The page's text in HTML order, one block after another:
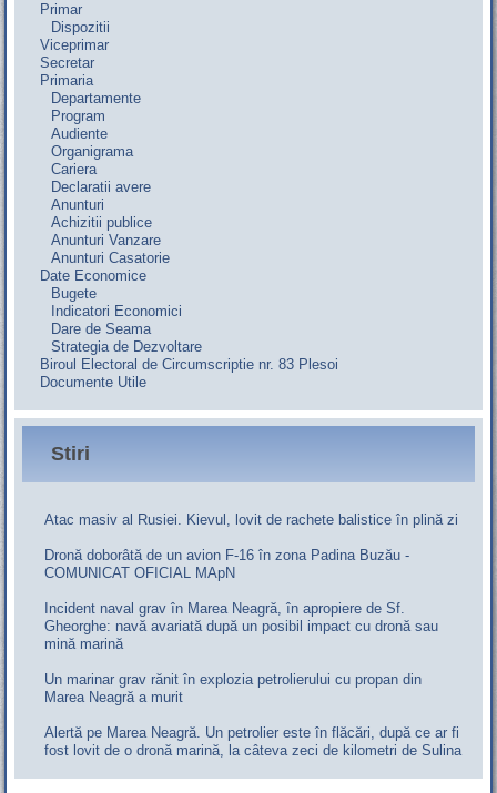
Primar
Dispozitii
Viceprimar
Secretar
Primaria
Departamente
Program
Audiente
Organigrama
Cariera
Declaratii avere
Anunturi
Achizitii publice
Anunturi Vanzare
Anunturi Casatorie
Date Economice
Bugete
Indicatori Economici
Dare de Seama
Strategia de Dezvoltare
Biroul Electoral de Circumscriptie nr. 83 Plesoi
Documente Utile
Stiri
Atac masiv al Rusiei. Kievul, lovit de rachete balistice în plină zi
Dronă doborâtă de un avion F‑16 în zona Padina Buzău -
COMUNICAT OFICIAL MApN
Incident naval grav în Marea Neagră, în apropiere de Sf.
Gheorghe: navă avariată după un posibil impact cu dronă sau
mină marină
Un marinar grav rănit în explozia petrolierului cu propan din
Marea Neagră a murit
Alertă pe Marea Neagră. Un petrolier este în flăcări, după ce ar fi
fost lovit de o dronă marină, la câteva zeci de kilometri de Sulina